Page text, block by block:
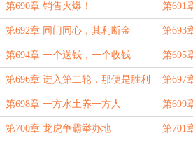
第690章 销售火爆！ 第691
第692章 同门同心，其利断金 第693
第694章 一个送钱，一个收钱 第695
第696章 进入第二轮，那便是胜利 第697
第698章 一方水土养一方人 第699
第700章 龙虎争霸举办地 第701